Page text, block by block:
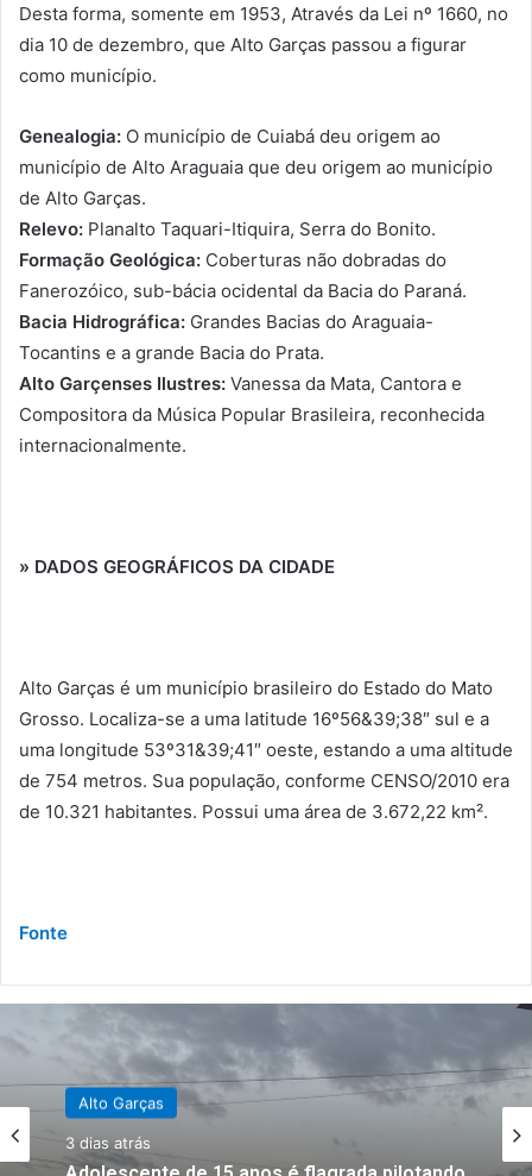
Desta forma, somente em 1953, Através da Lei nº 1660, no
dia 10 de dezembro, que Alto Garças passou a figurar
como município.
Genealogia: O município de Cuiabá deu origem ao
município de Alto Araguaia que deu origem ao município
de Alto Garças.
Relevo: Planalto Taquari-Itiquira, Serra do Bonito.
Formação Geológica: Coberturas não dobradas do
Fanerozóico, sub-bácia ocidental da Bacia do Paraná.
Bacia Hidrográfica: Grandes Bacias do Araguaia-
Tocantins e a grande Bacia do Prata.
Alto Garçenses Ilustres: Vanessa da Mata, Cantora e
Compositora da Música Popular Brasileira, reconhecida
internacionalmente.
» DADOS GEOGRÁFICOS DA CIDADE
Alto Garças é um município brasileiro do Estado do Mato
Grosso. Localiza-se a uma latitude 16º56&39;38″ sul e a
uma longitude 53º31&39;41″ oeste, estando a uma altitude
de 754 metros. Sua população, conforme CENSO/2010 era
de 10.321 habitantes. Possui uma área de 3.672,22 km².
Fonte
Alto Garças
3 dias atrás
Alto Garças